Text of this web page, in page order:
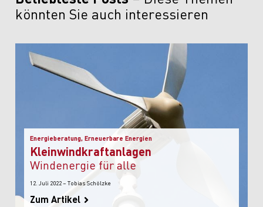
könnten Sie auch interessieren
Energieberatung, Erneuerbare Energien
Kleinwindkraftanlagen
Windenergie für alle
12. Juli 2022 – Tobias Schölzke
Zum Artikel